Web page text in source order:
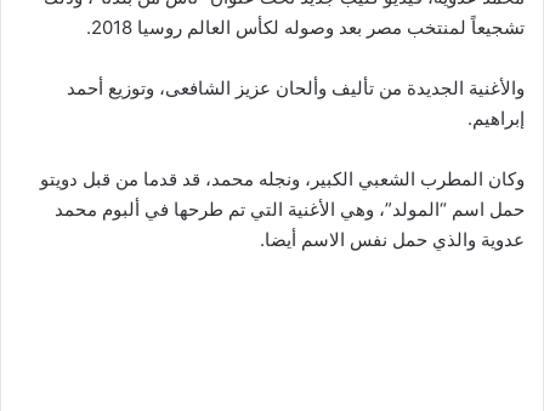
تشجيعاً لمنتخب مصر بعد وصوله لكأس العالم روسيا 2018.
والأغنية الجديدة من تأليف وألحان عزيز الشافعى، وتوزيع أحمد
إبراهيم.
وكان المطرب الشعبي الكبير، ونجله محمد، قد قدما من قبل دويتو
حمل اسم “المولد”، وهي الأغنية التي تم طرحها في ألبوم محمد
عدوية والذي حمل نفس الاسم أيضا.